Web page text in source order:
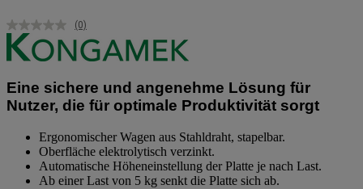
Kein
Beurteilungswert.
Link
derselben
Seite.
(0)
Eine sichere und angenehme Lösung für
Nutzer, die für optimale Produktivität sorgt
Ergonomischer Wagen aus Stahldraht, stapelbar.
Oberfläche elektrolytisch verzinkt.
Automatische Höheneinstellung der Platte je nach Last.
Ab einer Last von 5 kg senkt die Platte sich ab.